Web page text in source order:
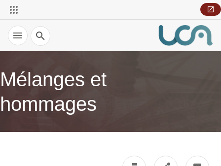
Recherche
Mélanges et
hommages